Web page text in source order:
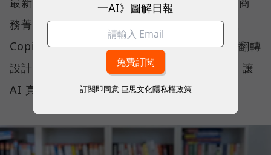
務菁英與專業人士打造的解方。它結合了微軟
Copilot+ PC 架構、本地端 AI 運算、2-in-1 翻轉
設計、高畫質 OLED 顯示器與全天候續航力，讓
AI 真正流暢地融入日常工作流程。
一AI》圖解日報
訂閱即同意 巨思文化隱私權政策